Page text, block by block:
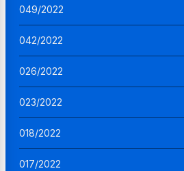
049/2022
042/2022
026/2022
023/2022
018/2022
017/2022